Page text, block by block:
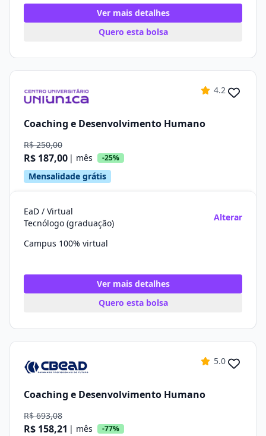
Ver mais detalhes
Quero esta bolsa
4.2
Coaching e Desenvolvimento Humano
R$ 250,00
R$ 187,00 | mês -25%
Mensalidade grátis
EaD / Virtual
Tecnólogo (graduação)
Alterar
Campus 100% virtual
Ver mais detalhes
Quero esta bolsa
5.0
Coaching e Desenvolvimento Humano
R$ 693,08
R$ 158,21 | mês
-77%